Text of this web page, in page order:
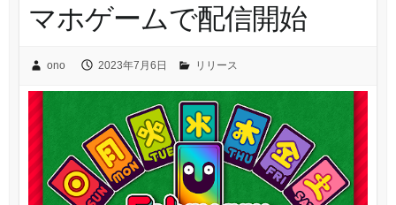
マホゲームで配信開始
ono 2023年7月6日 リリース